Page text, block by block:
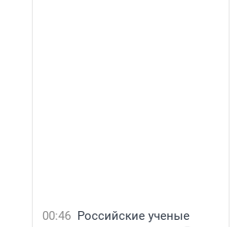
00:46 Российские ученые